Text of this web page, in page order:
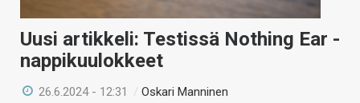
Uusi artikkeli: Testissä Nothing Ear -
nappikuulokkeet
26.6.2024 - 12:31 /Oskari Manninen